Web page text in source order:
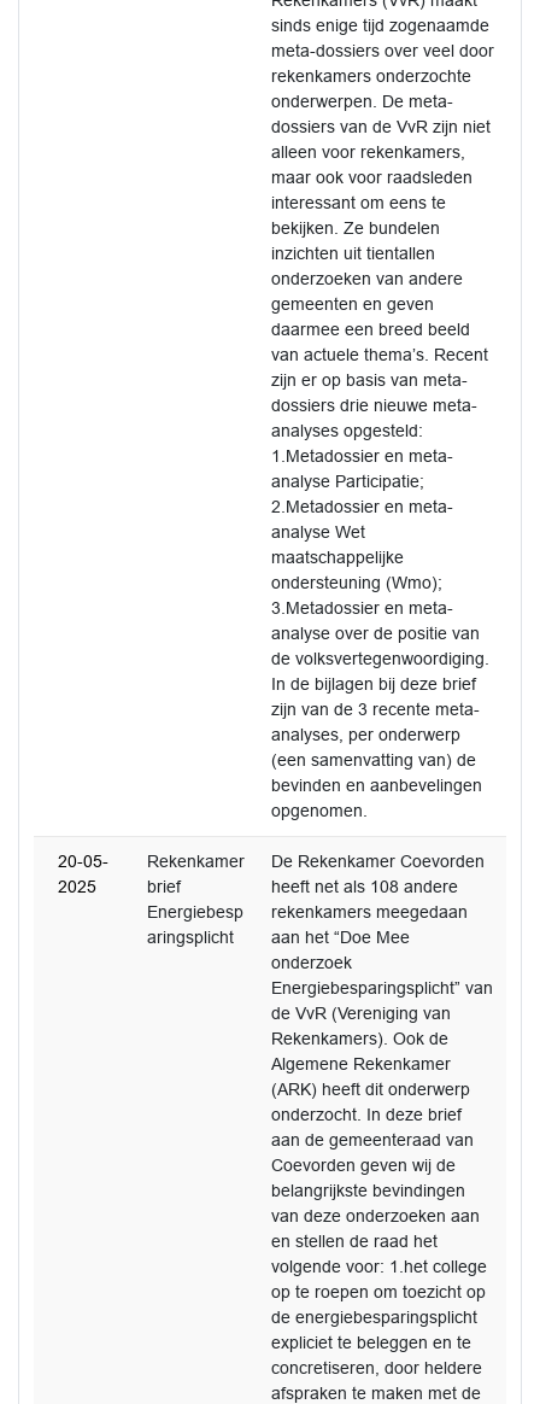
sinds enige tijd zogenaamde
meta-dossiers over veel door
rekenkamers onderzochte
onderwerpen. De meta-
dossiers van de VvR zijn niet
alleen voor rekenkamers,
maar ook voor raadsleden
interessant om eens te
bekijken. Ze bundelen
inzichten uit tientallen
onderzoeken van andere
gemeenten en geven
daarmee een breed beeld
van actuele thema’s. Recent
zijn er op basis van meta-
dossiers drie nieuwe meta-
analyses opgesteld:
1.Metadossier en meta-
analyse Participatie;
2.Metadossier en meta-
analyse Wet
maatschappelijke
ondersteuning (Wmo);
3.Metadossier en meta-
analyse over de positie van
de volksvertegenwoordiging.
In de bijlagen bij deze brief
zijn van de 3 recente meta-
analyses, per onderwerp
(een samenvatting van) de
bevinden en aanbevelingen
opgenomen.
20-05-
2025
Rekenkamer
brief
Energiebesp
aringsplicht
De Rekenkamer Coevorden
heeft net als 108 andere
rekenkamers meegedaan
aan het “Doe Mee
onderzoek
Energiebesparingsplicht” van
de VvR (Vereniging van
Rekenkamers). Ook de
Algemene Rekenkamer
(ARK) heeft dit onderwerp
onderzocht. In deze brief
aan de gemeenteraad van
Coevorden geven wij de
belangrijkste bevindingen
van deze onderzoeken aan
en stellen de raad het
volgende voor: 1.het college
op te roepen om toezicht op
de energiebesparingsplicht
expliciet te beleggen en te
concretiseren, door heldere
afspraken te maken met de